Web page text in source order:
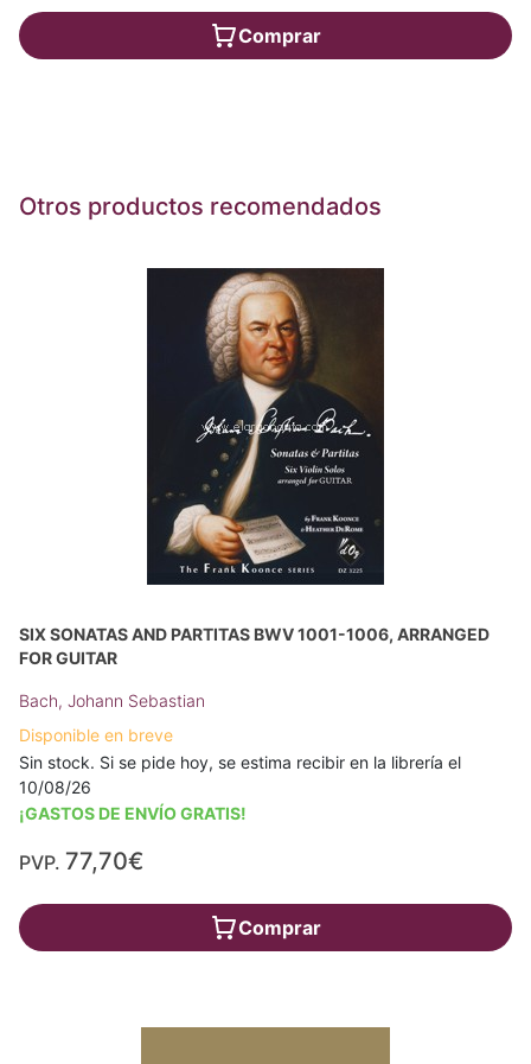
Comprar
Otros productos recomendados
SIX SONATAS AND PARTITAS BWV 1001-1006, ARRANGED
FOR GUITAR
Bach, Johann Sebastian
Disponible en breve
Sin stock. Si se pide hoy, se estima recibir en la librería el
10/08/26
¡GASTOS DE ENVÍO GRATIS!
PVP. 77,70€
Comprar